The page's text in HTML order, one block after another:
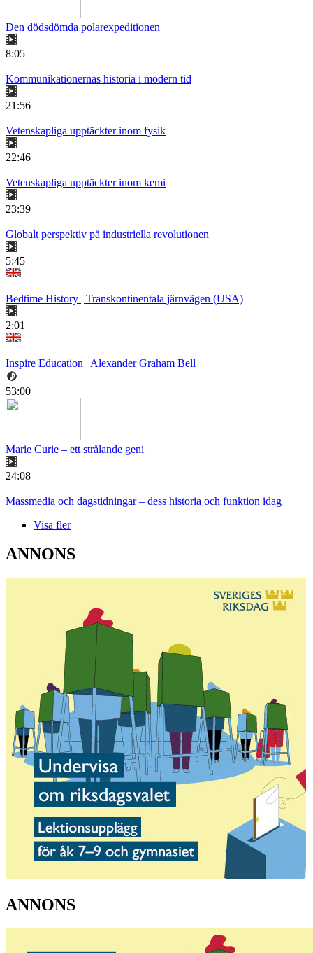
Den dödsdömda polarexpeditionen
8:05
Kommunikationernas historia i modern tid
21:56
Vetenskapliga upptäckter inom fysik
22:46
Vetenskapliga upptäckter inom kemi
23:39
Globalt perspektiv på industriella revolutionen
5:45
Bedtime History | Transkontinentala järnvägen (USA)
2:01
Inspire Education | Alexander Graham Bell
53:00
Marie Curie – ett strålande geni
24:08
Massmedia och dagstidningar – dess historia och funktion idag
Visa fler
ANNONS
ANNONS